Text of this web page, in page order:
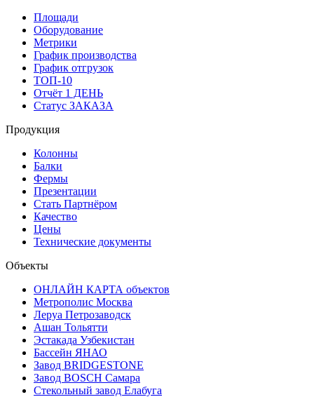
Площади
Оборудование
Метрики
График производства
График отгрузок
ТОП-10
Отчёт 1 ДЕНЬ
Статус ЗАКАЗА
Продукция
Колонны
Балки
Фермы
Презентации
Стать Партнёром
Качество
Цены
Технические документы
Объекты
ОНЛАЙН КАРТА объектов
Метрополис Москва
Леруа Петрозаводск
Ашан Тольятти
Эстакада Узбекистан
Бассейн ЯНАО
Завод BRIDGESTONE
Завод BOSCH Самара
Стекольный завод Елабуга